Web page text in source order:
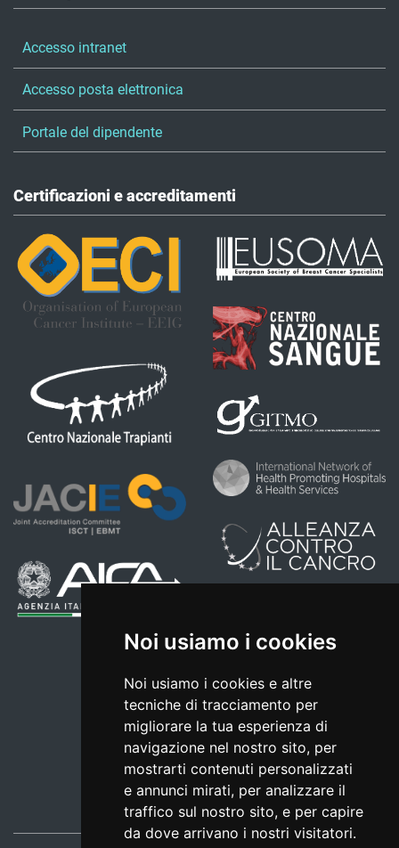
Noi usiamo i cookies
Noi usiamo i cookies e altre
tecniche di tracciamento per
migliorare la tua esperienza di
navigazione nel nostro sito, per
mostrarti contenuti personalizzati
e annunci mirati, per analizzare il
traffico sul nostro sito, e per capire
da dove arrivano i nostri visitatori.
Accesso intranet
Accesso posta elettronica
Portale del dipendente
Certificazioni e accreditamenti